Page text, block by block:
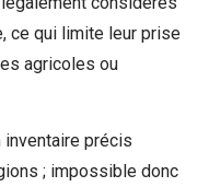
ce qui limite leur prise
agricoles ou
inventaire précis
; impossible donc